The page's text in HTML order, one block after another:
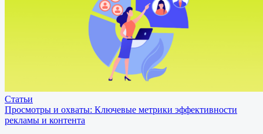
Статьи
Просмотры и охваты: Ключевые метрики эффективности
рекламы и контента